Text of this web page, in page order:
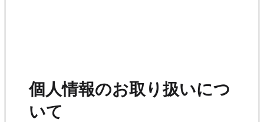
個人情報のお取り扱いにつ
いて